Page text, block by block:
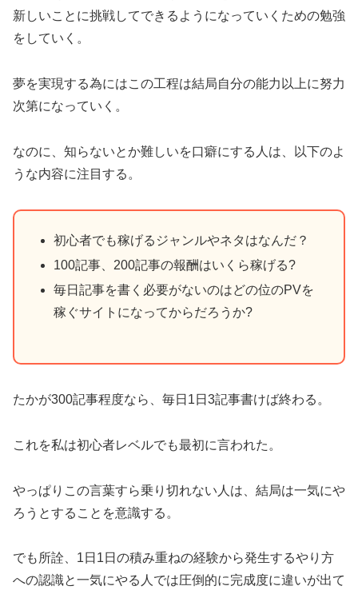
新しいことに挑戦してできるようになっていくための勉強
をしていく。
夢を実現する為にはこの工程は結局自分の能力以上に努力
次第になっていく。
なのに、知らないとか難しいを口癖にする人は、以下のよ
うな内容に注目する。
初心者でも稼げるジャンルやネタはなんだ？
100記事、200記事の報酬はいくら稼げる?
毎日記事を書く必要がないのはどの位のPVを
稼ぐサイトになってからだろうか?
たかが300記事程度なら、毎日1日3記事書けば終わる。
これを私は初心者レベルでも最初に言われた。
やっぱりこの言葉すら乗り切れない人は、結局は一気にや
ろうとすることを意識する。
でも所詮、1日1日の積み重ねの経験から発生するやり方
への認識と一気にやる人では圧倒的に完成度に違いが出て